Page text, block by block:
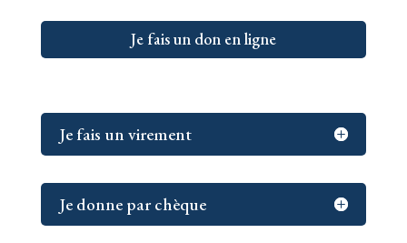
Je fais un don en ligne
Je fais un virement
Je donne par chèque